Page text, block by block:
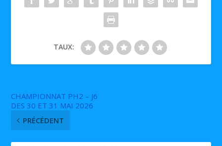
TAUX:
CHAMPIONNAT PH2 – J6
DES 30 ET 31 MAI 2026
PRÉCÉDENT